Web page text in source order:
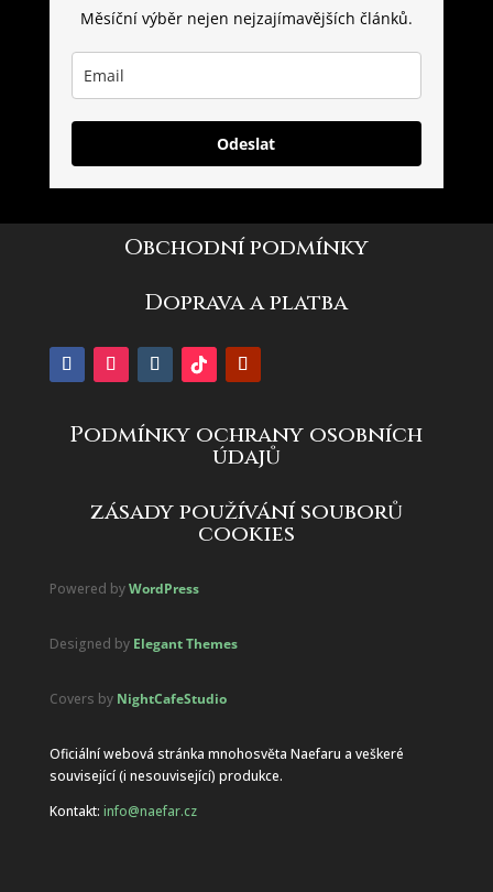
Měsíční výběr nejen nejzajímavějších článků.
Odeslat
Obchodní podmínky
Doprava a platba
Podmínky ochrany osobních
údajů
zásady používání souborů
cookies
Powered byWordPress
Designed by Elegant Themes
Covers by NightCafeStudio
Oficiální webová stránka mnohosvěta Naefaru a veškeré
související (i nesouvisející) produkce.
Kontakt: info@naefar.cz